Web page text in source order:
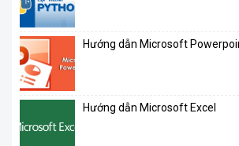
Hướng dẫn Microsoft
Hướng dẫn Microsoft Excel